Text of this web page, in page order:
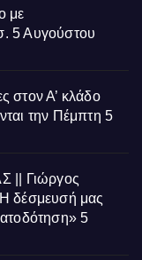
με
5 Αυγούστου
στον Α’ κλάδο
την Πέμπτη 5
|| Γιώργος
δέσμευσή μας
5